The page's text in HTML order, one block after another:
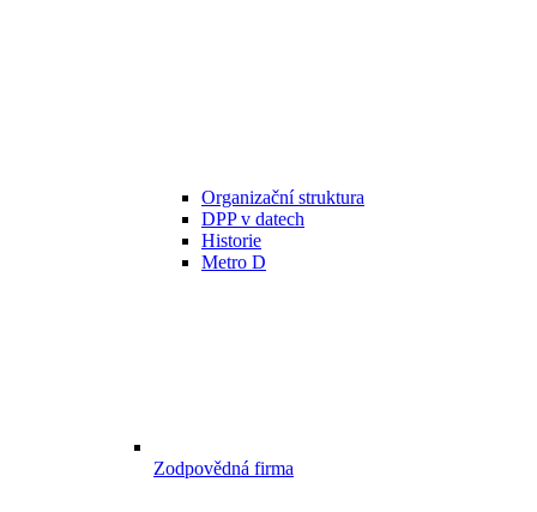
Organizační struktura
DPP v datech
Historie
Metro D
Zodpovědná firma